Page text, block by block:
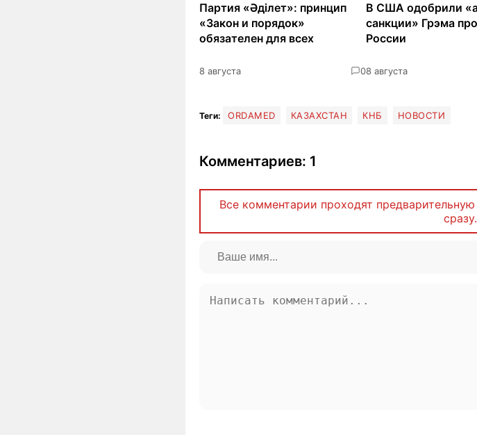
Партия «Әділет»: принцип
«Закон и порядок»
обязателен для всех
8 августа 0
В США одобрили
санкции» Грэма
России
8 августа
Теги: ORDAMED КАЗАХСТАН КНБ НОВОСТИ
Комментариев: 1
Все комментарии проходят
сразу.